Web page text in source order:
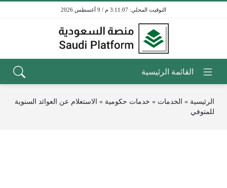
3:11:07 م / 9 أغسطس 2026
الرئيسية » الخدمات » خدمات حكومية » الاستعلام عن العوائد السنوية
للمتوفي